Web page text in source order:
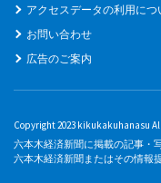
アクセスデータの利用につ
お問い合わせ
広告のご案内
Copyright 2023 kikukakuhanasu
六本木経済新聞に掲載の記事・
六本木経済新聞またはその情報